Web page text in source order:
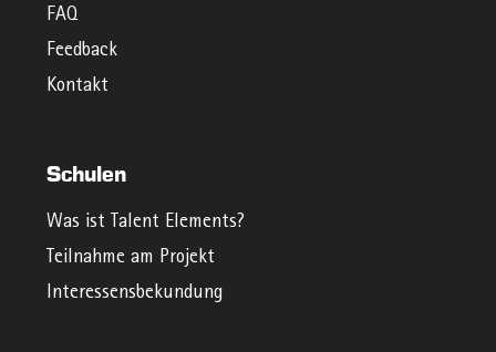
FAQ
Feedback
Kontakt
Schulen
Was ist Talent Elements?
Teilnahme am Projekt
Interessensbekundung